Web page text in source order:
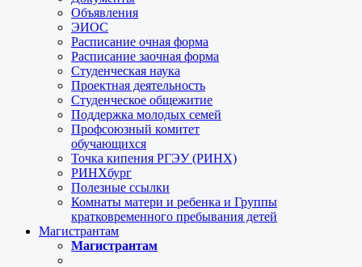
Объявления
ЭИОС
Расписание очная форма
Расписание заочная форма
Студенческая наука
Проектная деятельность
Студенческое общежитие
Поддержка молодых семей
Профсоюзный комитет
обучающихся
Точка кипения РГЭУ (РИНХ)
РИНХбург
Полезные ссылки
Комнаты матери и ребенка и Группы
кратковременного пребывания детей
Магистрантам
Магистрантам